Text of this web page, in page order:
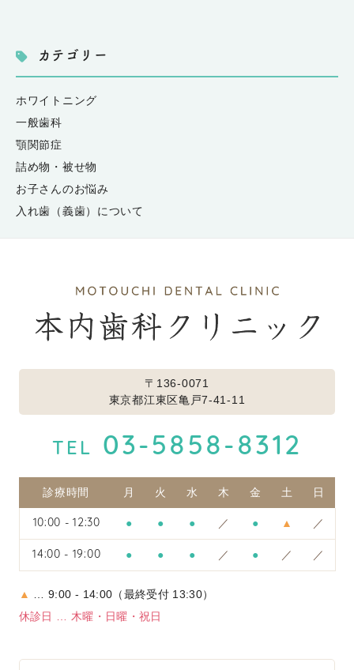
カテゴリー
ホワイトニング
一般歯科
顎関節症
詰め物・被せ物
お子さんのお悩み
入れ歯（義歯）について
〒136-0071
東京都江東区亀戸7-41-11
TEL 03-5858-8312
診療時間 月 火 水 木 金 土 日
10:00 - 12:30 ● ● ● ／ ● ▲ ／
14:00 - 19:00 ● ● ● ／ ● ／ ／
▲
… 9:00 - 14:00（最終受付 13:30）
休診日 … 木曜・日曜・祝日